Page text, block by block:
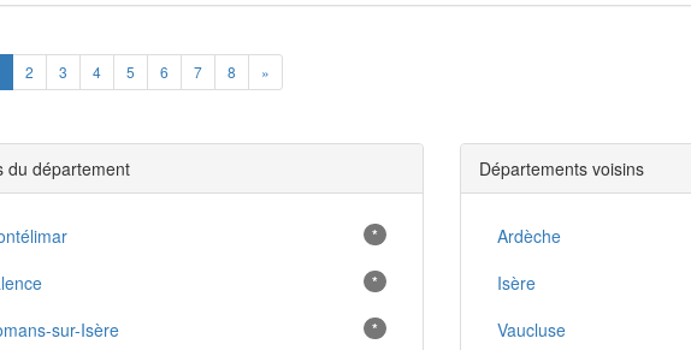
2 3 4 5 6 7 8 »
du département
*
*
sur-Isère *
Départements voisins
Ardèche
Isère
Vaucluse